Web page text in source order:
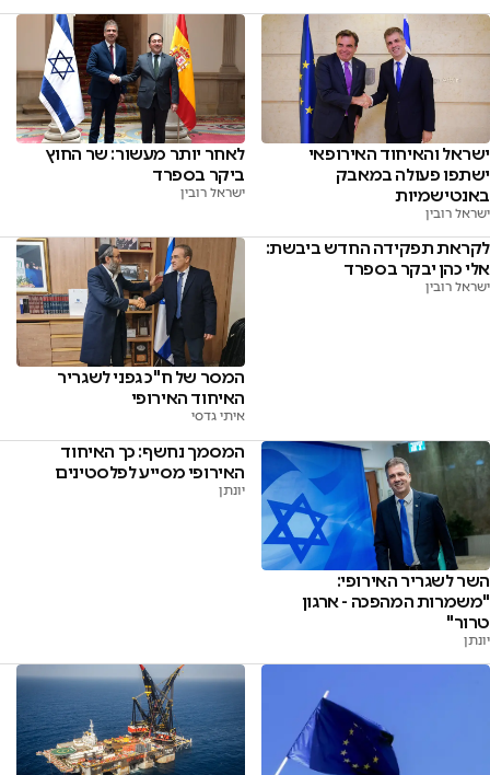
ישראל והאיחוד האירופאי
ישתפו פעולה במאבק
באנטישמיות
ישראל רובין
לאחר יותר מעשור: שר החוץ
ביקר בספרד
ישראל רובין
לקראת תפקידה החדש ביבשת:
אלי כהן יבקר בספרד
ישראל רובין
המסר של ח"כ גפני לשגריר
האיחוד האירופי
איתי גדסי
השר לשגריר האירופי:
"משמרות המהפכה - ארגון
טרור"
יונתן
המסמך נחשף: כך האיחוד
האירופי מסייע לפלסטינים
יונתן